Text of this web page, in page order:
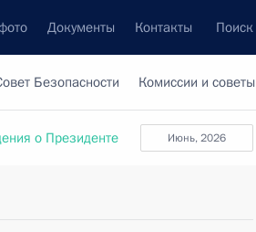
Документы Контакты Поиск
Безопасности Комиссии и советы
июнь, 2026
о Президенте